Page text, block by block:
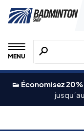
MENU
Recherche
👟 Économisez